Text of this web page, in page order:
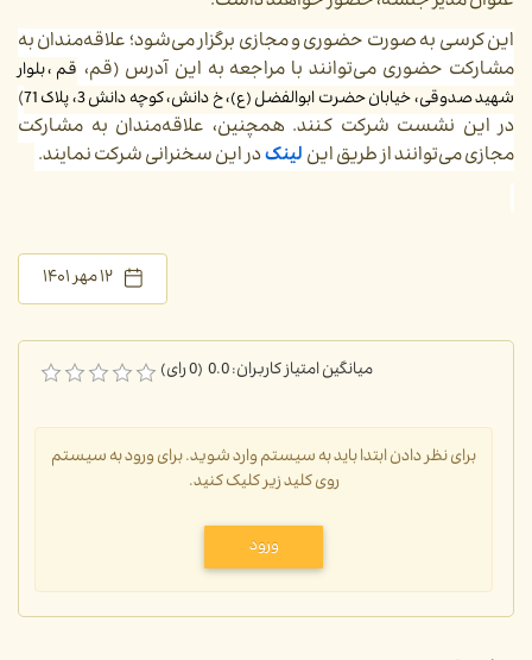
این کرسی به صورت حضوری و مجازی برگزار می‌شود؛ علاقه‌مندان به
مشارکت حضوری می‌توانند با مراجعه به این آدرس (قم، قم، بلوار
شهید صدوقی، خیابان حضرت ابوالفضل (ع)، خ دانش، کوچه دانش 3، پلاک 71
)
در این نشست شرکت کنند. همچنین، علاقه‌مندان به مشارکت
مجازی می‌توانند از طریق این لینکدر این سخنرانی شرکت نمایند.
۱۲ مهر ۱۴۰۱
میانگین امتیاز کاربران: 0.0 (0 رای)
برای نظر دادن ابتدا باید به سیستم وارد شوید. برای ورود به سیستم
روی کلید زیر کلیک کنید.
ورود